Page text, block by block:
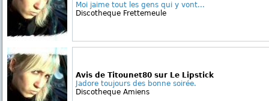
Moi jaime tout les gens qui y vont...
Discotheque Frettemeule
Avis de Titounet80 sur Le Lipstick
Jadore toujours des bonne soirée.
Discotheque Amiens